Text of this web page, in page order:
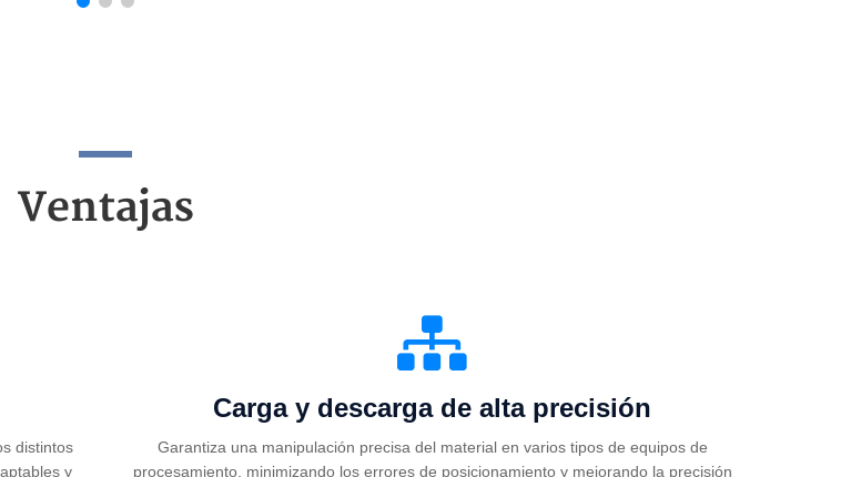
Ventajas
distintos
y
Carga y descarga de alta precisión
Garantiza una manipulación precisa del material en varios tipos de equipos de
procesamiento, minimizando los errores de posicionamiento y mejorando la precisión